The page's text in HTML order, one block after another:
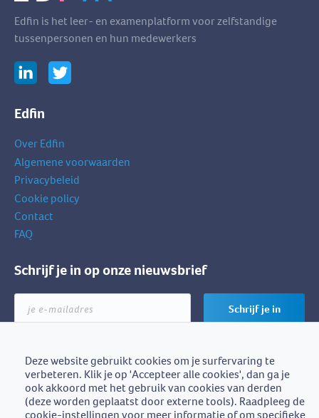
Edfin is het leer- en examenplatform voor zelfstandige
tussenpersonen en hun medewerkers
Edfin
Over Edfin
Algemene voorwaarden
Privacybeleid
Cookie policy
Contact
FAQ
Schrijf je in op onze nieuwsbrief
mailadres
Schrijf je in
Edfin is een initiatief van
BZB-Fedafin
Deze website gebruikt cookies om je surfervaring te
verbeteren. Klik je op 'Accepteer alle cookies', dan ga je
ook akkoord met het gebruik van cookies van derden
(deze worden geplaatst door externe tools). Raadpleeg de
cookie-instellingen voor meer informatie of om specifieke